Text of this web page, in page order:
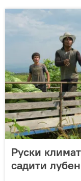
Руски
садити